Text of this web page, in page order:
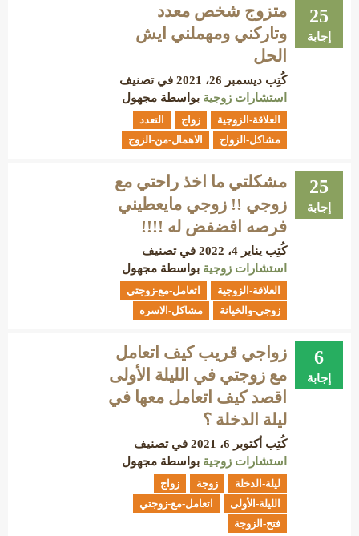
25
إجابة
متزوج شخص معدد
وتاركني ومهملني ايش
الحل
كُتِب ديسمبر 26، 2021
في تصنيف
استشارات زوجية بواسطة مجهول
العلاقة-الزوجية زواج
التعدد
مشاكل-الزواج
الاهمال-من-الزوج
25
إجابة
مشكلتي ما اخذ راحتي مع
زوجي !! زوجي مايعطيني
فرصه افضفض له !!!!
كُتِب يناير 4، 2022
في تصنيف
استشارات زوجية بواسطة مجهول
العلاقة-الزوجية
اتعامل-مع-زوجتي
زوجي-والخيانة
مشاكل-الاسره
6
إجابة
زواجي قريب كيف اتعامل
مع زوجتي في الليلة الأولى
اقصد كيف اتعامل معها في
ليلة الدخلة ؟
كُتِب أكتوبر 6، 2021
في تصنيف
استشارات زوجية بواسطة مجهول
ليلة-الدخلة زوجة
زواج
الليلة-الأولى
اتعامل-مع-زوجتي
فتح-الزوجة